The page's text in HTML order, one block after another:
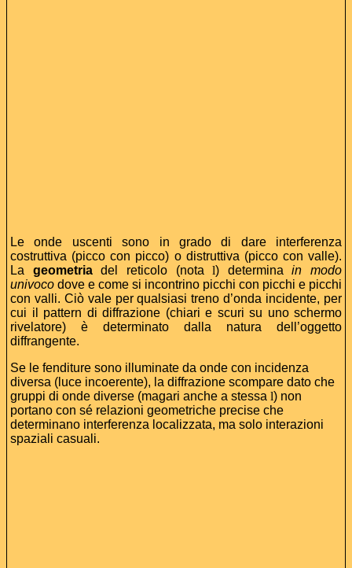
Le onde uscenti sono in grado di dare interferenza
costruttiva (picco con picco) o distruttiva (picco con valle).
La geometriadel reticolo (notal) determinain modo
univoco dove e come si incontrino picchi con picchi e picchi
con valli. Ciò vale per qualsiasi treno d’onda incidente, per
cui il pattern di diffrazione (chiari e scuri su uno schermo
rivelatore) è determinato dalla natura dell’oggetto
diffrangente.
Se le fenditure sono illuminate da onde con incidenza
diversa (luce incoerente), la diffrazione scompare dato che
gruppi di onde diverse (magari anche a stessa l) non
portano con sé relazioni geometriche precise che
determinano interferenza localizzata, ma solo interazioni
spaziali casuali.